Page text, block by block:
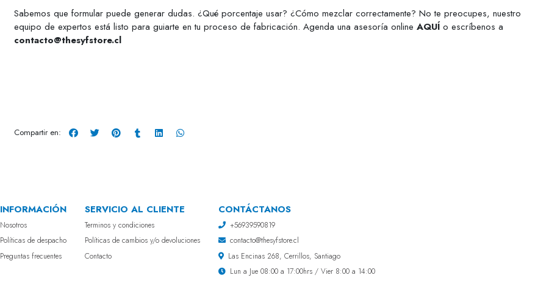
Sabemos que formular puede generar dudas. ¿Qué porcentaje usar? ¿Cómo mezclar correctamente? No te preocupes, nuestro
equipo de expertos está listo para guiarte en tu proceso de fabricación. Agenda una asesoría online AQUÍ o escríbenos a
contacto@thesyfstore.cl
Compartir en:
INFORMACIÓN
Nosotros
Políticas de despacho
Preguntas frecuentes
SERVICIO AL CLIENTE
Terminos y condiciones
Políticas de cambios y/o devoluciones
Contacto
CONTÁCTANOS
+56939590819
contacto@thesyfstore.cl
Las Encinas 268, Cerrillos, Santiago
Lun a Jue 08:00 a 17:00hrs / Vier 8:00 a 14:00